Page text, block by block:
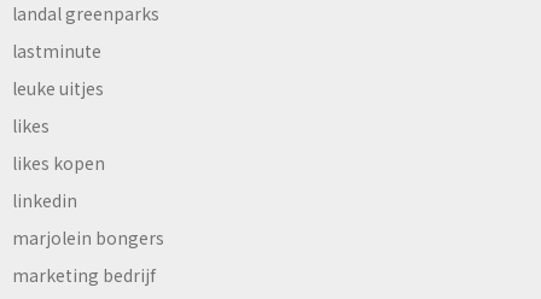
landal greenparks
lastminute
leuke uitjes
likes
likes kopen
linkedin
marjolein bongers
marketing bedrijf